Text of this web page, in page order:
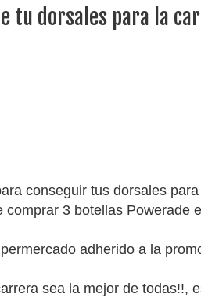
tu dorsales para la
conseguir tus dorsales
comprar 3 botellas Powerade
adherido a la
sea la mejor de todas!!,